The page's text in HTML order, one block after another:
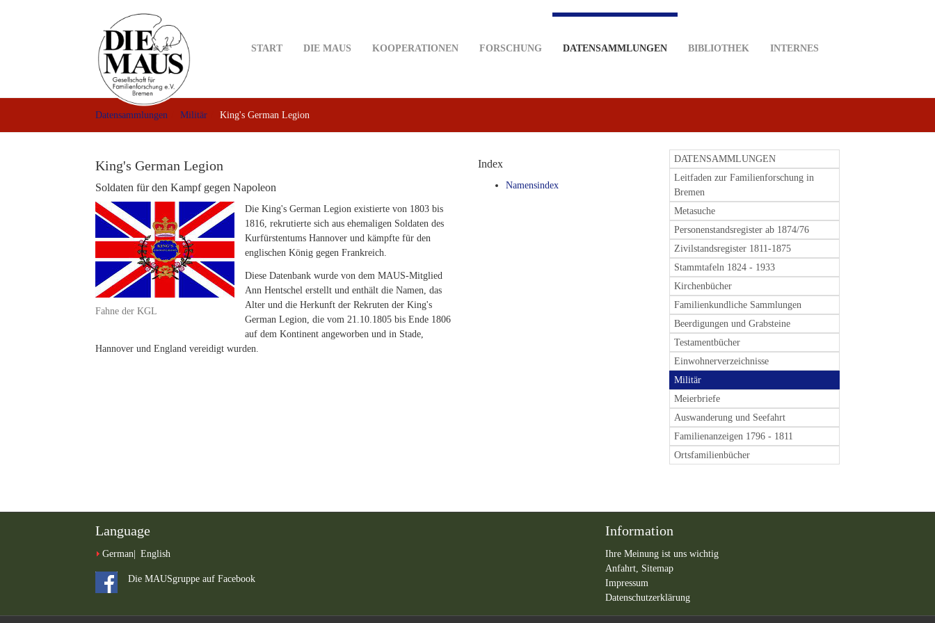
START DIE MAUS KOOPERATIONEN FORSCHUNG DATENSAMMLUNGEN BIBLIOTHEK INTERNES
Datensammlungen Militär King's German Legion
King's German Legion
Soldaten für den Kampf gegen Napoleon
Fahne der KGL
Die King's German Legion existierte von 1803 bis
1816, rekrutierte sich aus ehemaligen Soldaten des
Kurfürstentums Hannover und kämpfte für den
englischen König gegen Frankreich.
Diese Datenbank wurde von dem MAUS-Mitglied
Ann Hentschel erstellt und enthält die Namen, das
Alter und die Herkunft der Rekruten der King's
German Legion, die vom 21.10.1805 bis Ende 1806
auf dem Kontinent angeworben und in Stade,
Hannover und England vereidigt wurden.
Index
Namensindex
DATENSAMMLUNGEN
Leitfaden zur Familienforschung in
Bremen
Metasuche
Personenstandsregister ab 1874/76
Zivilstandsregister 1811-1875
Stammtafeln 1824 - 1933
Kirchenbücher
Familienkundliche Sammlungen
Beerdigungen und Grabsteine
Testamentbücher
Einwohnerverzeichnisse
Militär
Meierbriefe
Auswanderung und Seefahrt
Familienanzeigen 1796 - 1811
Ortsfamilienbücher
Language
German English
Die MAUSgruppe auf Facebook
Information
Ihre Meinung ist uns wichtig
Anfahrt, Sitemap
Impressum
Datenschutzerklärung